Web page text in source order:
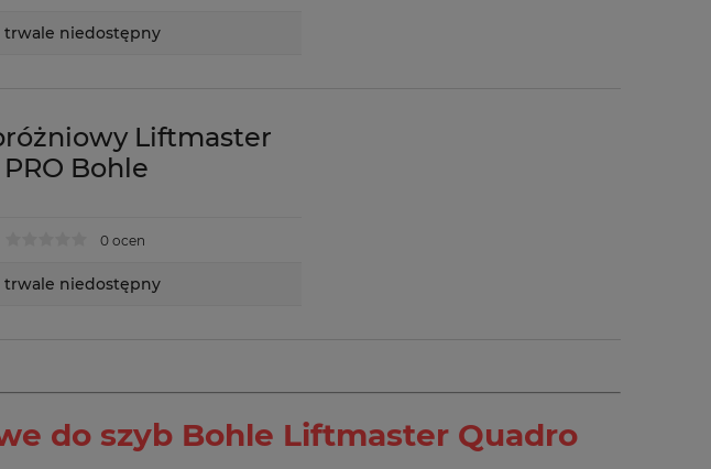
trwale niedostępny
Liftmaster
Bohle
0 ocen
trwale niedostępny
do szyb Bohle Liftmaster Quadro